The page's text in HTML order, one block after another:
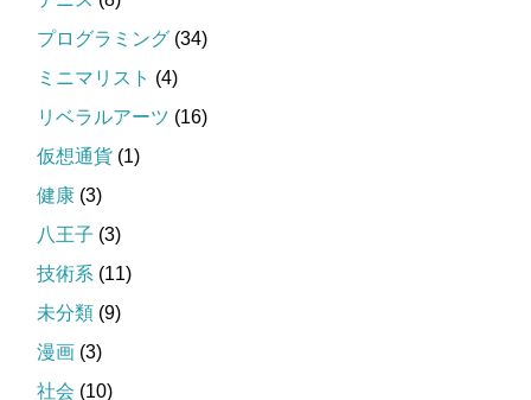
プログラミング (34)
ミニマリスト (4)
リベラルアーツ (16)
仮想通貨 (1)
健康 (3)
八王子 (3)
技術系 (11)
未分類 (9)
漫画 (3)
社会 (10)